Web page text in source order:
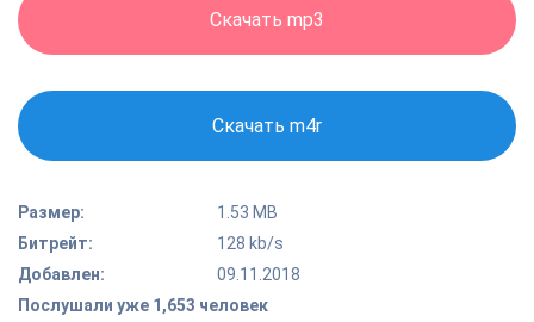
Скачать mp3
Скачать m4r
Размер:
1.53 MB
Битрейт:
128 kb/s
Добавлен:
09.11.2018
Послушали уже 1,653 человек